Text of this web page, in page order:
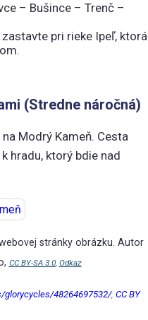
– Bušince – Trenč –
pri rieke Ipeľ, ktorá
(Stredne náročná)
Modrý Kameň. Cesta
hradu, ktorý bdie nad
stránky obrázku. Autor
, CC BY-SA 3.0, Odkaz
48264697532/, CC BY